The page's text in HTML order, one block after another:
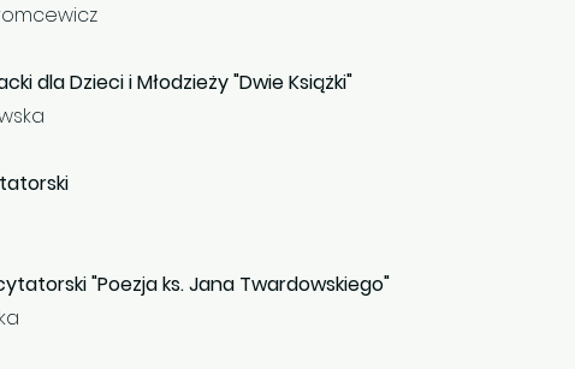
dla Dzieci i Młodzieży "Dwie Książki"
"Poezja ks. Jana Twardowskiego"